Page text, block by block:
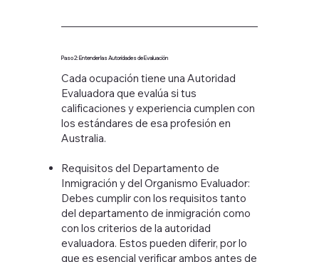
Paso 2: Entender las Autoridades de Evaluación
Cada ocupación tiene una Autoridad
Evaluadora que evalúa si tus
calificaciones y experiencia cumplen con
los estándares de esa profesión en
Australia.
Requisitos del Departamento de
Inmigración y del Organismo Evaluador:
Debes cumplir con los requisitos tanto
del departamento de inmigración como
con los criterios de la autoridad
evaluadora. Estos pueden diferir, por lo
que es esencial verificar ambos antes de